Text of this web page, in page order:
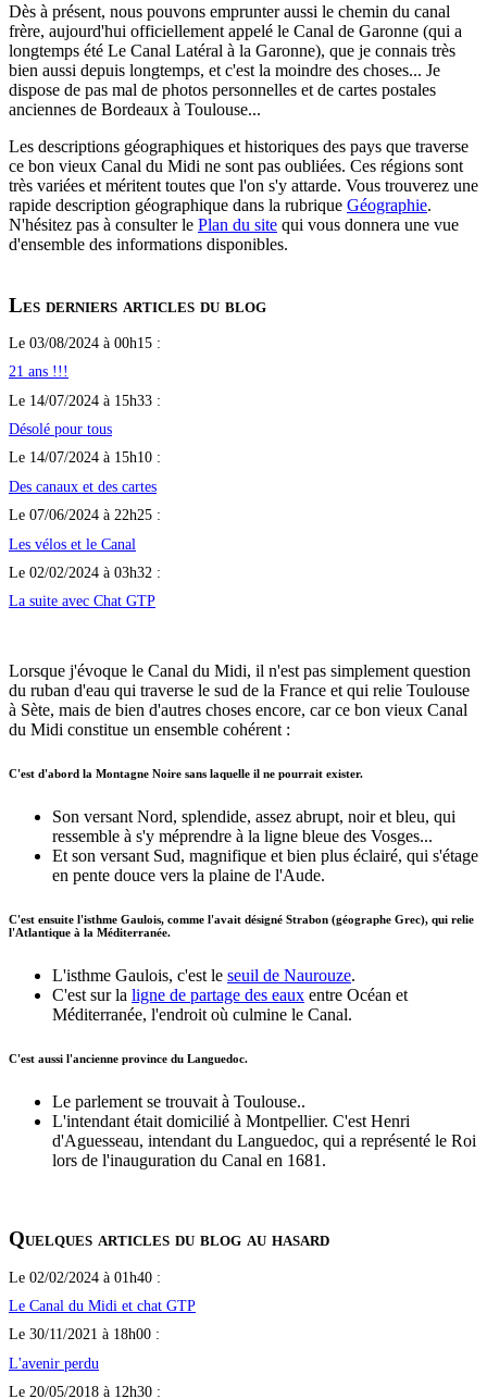
Dès à présent, nous pouvons emprunter aussi le chemin du canal
frère, aujourd'hui officiellement appelé le Canal de Garonne (qui a
longtemps été Le Canal Latéral à la Garonne), que je connais très
bien aussi depuis longtemps, et c'est la moindre des choses... Je
dispose de pas mal de photos personnelles et de cartes postales
anciennes de Bordeaux à Toulouse...
Les descriptions géographiques et historiques des pays que traverse
ce bon vieux Canal du Midi ne sont pas oubliées. Ces régions sont
très variées et méritent toutes que l'on s'y attarde. Vous trouverez une
rapide description géographique dans la rubrique Géographie.
N'hésitez pas à consulter le Plan du site qui vous donnera une vue
d'ensemble des informations disponibles.
Les derniers articles du blog
Le 03/08/2024 à 00h15 :
21 ans !!!
Le 14/07/2024 à 15h33 :
Désolé pour tous
Le 14/07/2024 à 15h10 :
Des canaux et des cartes
Le 07/06/2024 à 22h25 :
Les vélos et le Canal
Le 02/02/2024 à 03h32 :
La suite avec Chat GTP
Lorsque j'évoque le Canal du Midi, il n'est pas simplement question
du ruban d'eau qui traverse le sud de la France et qui relie Toulouse
à Sète, mais de bien d'autres choses encore, car ce bon vieux Canal
du Midi constitue un ensemble cohérent :
C'est d'abord la Montagne Noire sans laquelle il ne pourrait exister.
Son versant Nord, splendide, assez abrupt, noir et bleu, qui
ressemble à s'y méprendre à la ligne bleue des Vosges...
Et son versant Sud, magnifique et bien plus éclairé, qui s'étage
en pente douce vers la plaine de l'Aude.
C'est ensuite l'isthme Gaulois, comme l'avait désigné Strabon (géographe Grec), qui relie
l'Atlantique à la Méditerranée.
L'isthme Gaulois, c'est le seuil de Naurouze.
C'est sur la ligne de partage des eaux entre Océan et
Méditerranée, l'endroit où culmine le Canal.
C'est aussi l'ancienne province du Languedoc.
Le parlement se trouvait à Toulouse..
L'intendant était domicilié à Montpellier. C'est Henri
d'Aguesseau, intendant du Languedoc, qui a représenté le Roi
lors de l'inauguration du Canal en 1681.
Quelques articles du blog au hasard
Le 02/02/2024 à 01h40 :
Le Canal du Midi et chat GTP
Le 30/11/2021 à 18h00 :
L'avenir perdu
Le 20/05/2018 à 12h30 :